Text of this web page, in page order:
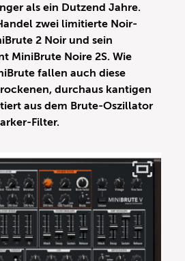
als ein Dutzend Jahre.
zwei limitierte Noir-
2 Noir und sein
MiniBrute Noire 2S. Wie
fallen auch diese
durchaus kantigen
aus dem Brute-Oszillator
Filter.